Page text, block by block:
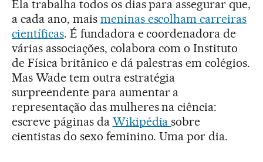
Ela trabalha todos os dias para assegurar que,
a cada ano, mais meninas escolham carreiras
científicas. É fundadora e coordenadora de
várias associações, colabora com o Instituto
de Física britânico e dá palestras em colégios.
Mas Wade tem outra estratégia
surpreendente para aumentar a
representação das mulheres na ciência:
escreve páginas da Wikipédiasobre
cientistas do sexo feminino. Uma por dia.